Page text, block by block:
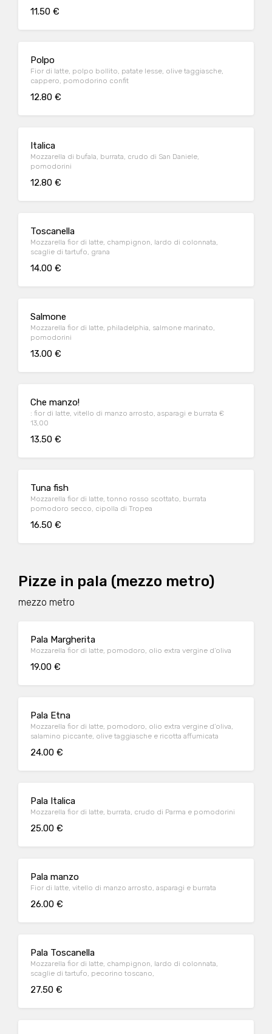
11.50 €
Polpo
Fior di latte, polpo bollito, patate lesse, olive taggiasche,
cappero, pomodorino confit
12.80 €
Italica
Mozzarella di bufala, burrata, crudo di San Daniele,
pomodorini
12.80 €
Toscanella
Mozzarella fior di latte, champignon, lardo di colonnata,
scaglie di tartufo, grana
14.00 €
Salmone
Mozzarella fior di latte, philadelphia, salmone marinato,
pomodorini
13.00 €
Che manzo!
: fior di latte, vitello di manzo arrosto, asparagi e burrata €
13,00
13.50 €
Tuna fish
Mozzarella fior di latte, tonno rosso scottato, burrata
pomodoro secco, cipolla di Tropea
16.50 €
Pizze in pala (mezzo metro)
mezzo metro
Pala Margherita
Mozzarella fior di latte, pomodoro, olio extra vergine d’oliva
19.00 €
Pala Etna
Mozzarella fior di latte, pomodoro, olio extra vergine d’oliva,
salamino piccante, olive taggiasche e ricotta affumicata
24.00 €
Pala Italica
Mozzarella fior di latte, burrata, crudo di Parma e pomodorini
25.00 €
Pala manzo
Fior di latte, vitello di manzo arrosto, asparagi e burrata
26.00 €
Pala Toscanella
Mozzarella fior di latte, champignon, lardo di colonnata,
scaglie di tartufo, pecorino toscano,
27.50 €